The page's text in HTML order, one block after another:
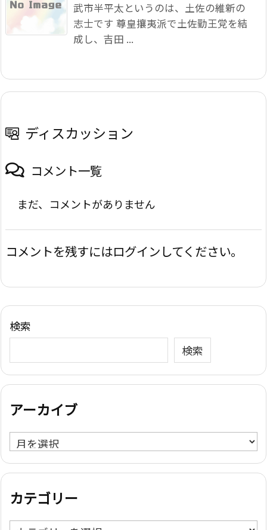
武市半平太というのは、土佐の維新の
志士です 尊皇攘夷派で土佐勤王党を結
成し、吉田 ...
ディスカッション
コメント一覧
まだ、コメントがありません
コメントを残すにはログインしてください。
検索
検索
アーカイブ
ア
ー
カ
ブ
カテゴリー